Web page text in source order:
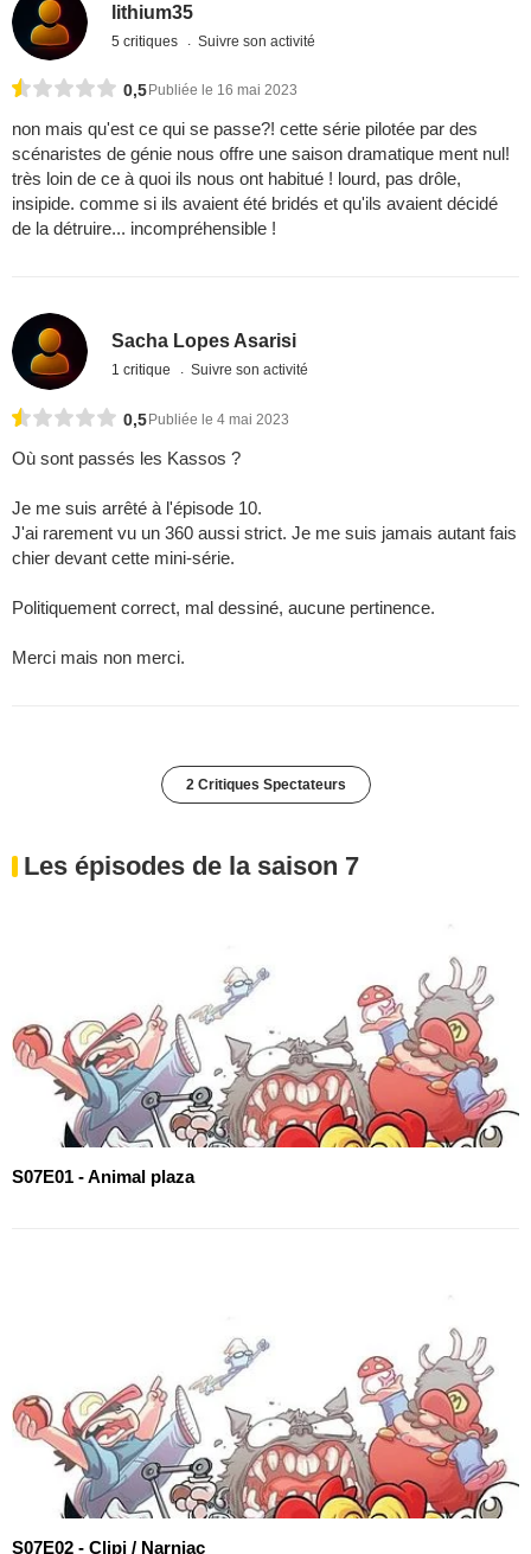
lithium35
5 critiques Suivre son activité
0,5 Publiée le 16 mai 2023
non mais qu'est ce qui se passe?! cette série pilotée par des
scénaristes de génie nous offre une saison dramatique ment nul!
très loin de ce à quoi ils nous ont habitué ! lourd, pas drôle,
insipide. comme si ils avaient été bridés et qu'ils avaient décidé
de la détruire... incompréhensible !
Sacha Lopes Asarisi
1 critique Suivre son activité
0,5Publiée le 4 mai 2023
Où sont passés les Kassos ?
Je me suis arrêté à l'épisode 10.
J'ai rarement vu un 360 aussi strict. Je me suis jamais autant fais
chier devant cette mini-série.
Politiquement correct, mal dessiné, aucune pertinence.
Merci mais non merci.
2 Critiques Spectateurs
Les épisodes de la saison 7
S07E01 - Animal plaza
S07E02 - Clipi / Narniac